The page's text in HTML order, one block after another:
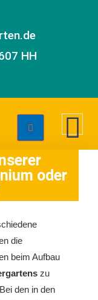
HH
oder
die
beim Aufbau
zu
den in den